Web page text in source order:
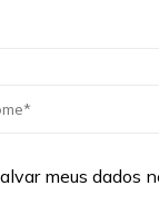
meus dados